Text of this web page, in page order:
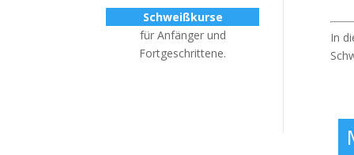
Schweißkurse
für Anfänger und
Fortgeschrittene.
In